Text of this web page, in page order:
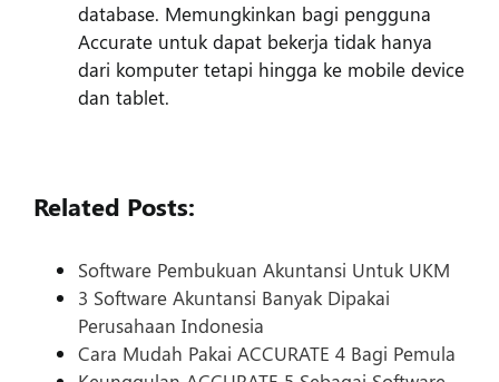
database. Memungkinkan bagi pengguna
Accurate untuk dapat bekerja tidak hanya
dari komputer tetapi hingga ke mobile device
dan tablet.
Related Posts:
Software Pembukuan Akuntansi Untuk UKM
3 Software Akuntansi Banyak Dipakai
Perusahaan Indonesia
Cara Mudah Pakai ACCURATE 4 Bagi Pemula